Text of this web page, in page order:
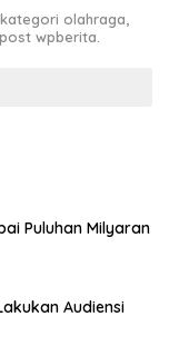
olahraga,
wpberita.
Puluhan Milyaran
Audiensi